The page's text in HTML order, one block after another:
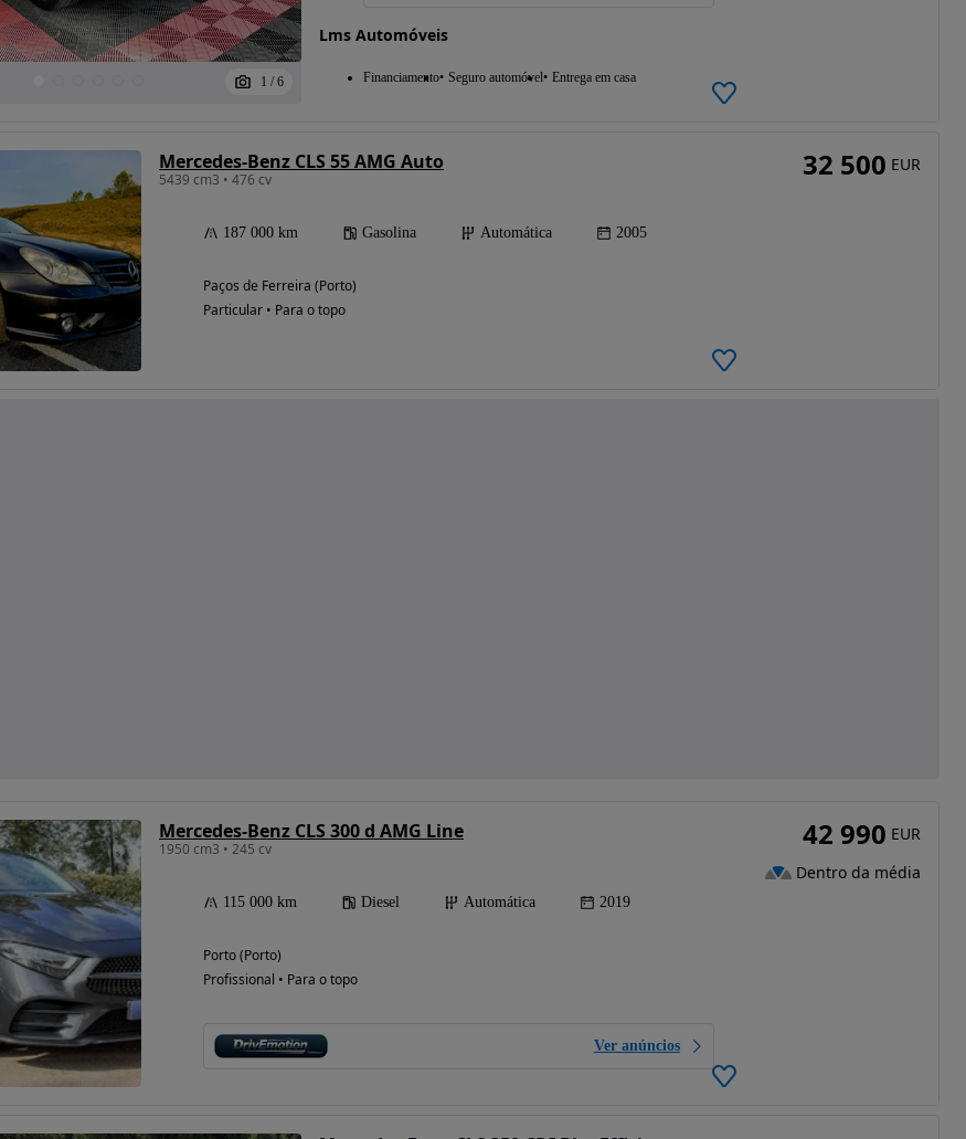
1 / 6
Lms Automóveis
Financiamento Seguro automóvel Entrega em casa
Mercedes-Benz CLS 55 AMG Auto
5439 cm3 • 476 cv
187 000 km Gasolina Automática 2005
Paços de Ferreira (Porto)
Particular • Para o topo
32 500 EUR
Mercedes-Benz CLS 300 d AMG Line
1950 cm3 • 245 cv
115 000 km Diesel Automática 2019
Porto (Porto)
Profissional • Para o topo
Ver anúncios
42 990 EUR
Dentro da média